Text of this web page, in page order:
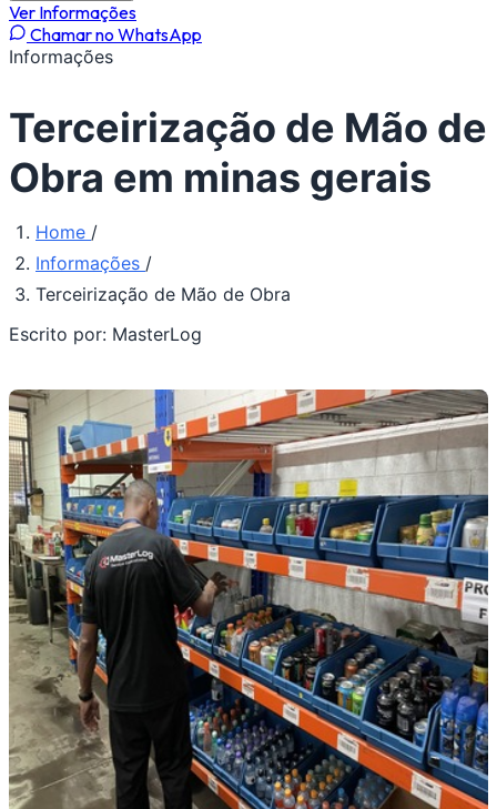
Ver Informações
Chamar no WhatsApp
Informações
Terceirização de Mão de
Obra em minas gerais
Home /
Informações /
Terceirização de Mão de Obra
Escrito por: MasterLog